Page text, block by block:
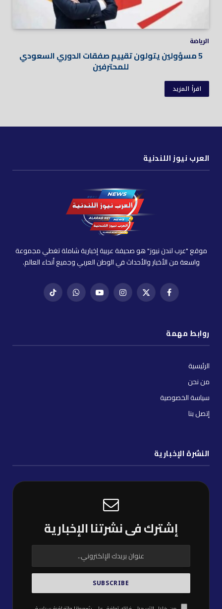
الرياضة
5 مسؤولين يتولون تقييم صفقات الدوري السعودي
للمحترفين
اقرأ المزيد
العرب نيوز اللندنية
موقع "عرب لندن نيوز" هو صحيفة عربية إخبارية شاملة تغطي مجموعة
واسعة من الأخبار والأحداث في الوطن العربي وجميع أنحاء العالم.
فيسبوكX
إنستغراميوتيوب واتساب تيك
روابط مهمة
الرئيسية
من نحن
سياسة الخصوصية
إتصل بنا
النشرة الإخبارية
إشترك فى نشرتنا الإخبارية